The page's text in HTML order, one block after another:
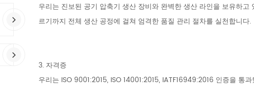
우리는 진보된 공기 압축기 생산 장비와 완벽한 생산 라인을 보유하
르기까지 전체 생산 공정에 걸쳐 엄격한 품질 관리 절차를 실천합니다.
3. 자격증
우리는 ISO 9001:2015, ISO 14001:2015, IATF16949:2016 인증을 통